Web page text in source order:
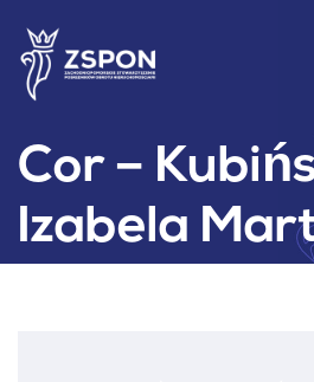
Cor –
Izabela